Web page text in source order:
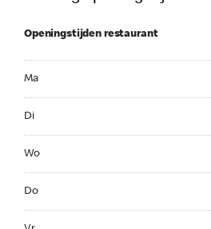
Openingstijden restaurant
Ma
Di
Wo
Do